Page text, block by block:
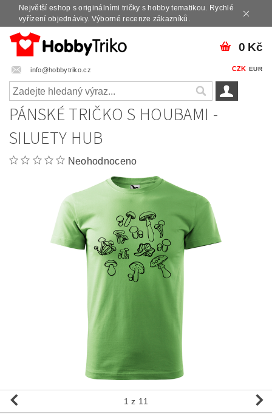
Největší eshop s originálními tričky s hobby tematikou. Rychlé
vyřízení objednávky. Výborné recenze zákazníků.
info@hobbytriko.cz CZK EUR
0 Kč
PÁNSKÉ TRIČKO S HOUBAMI -
SILUETY HUB
Neohodnoceno
1 z 11